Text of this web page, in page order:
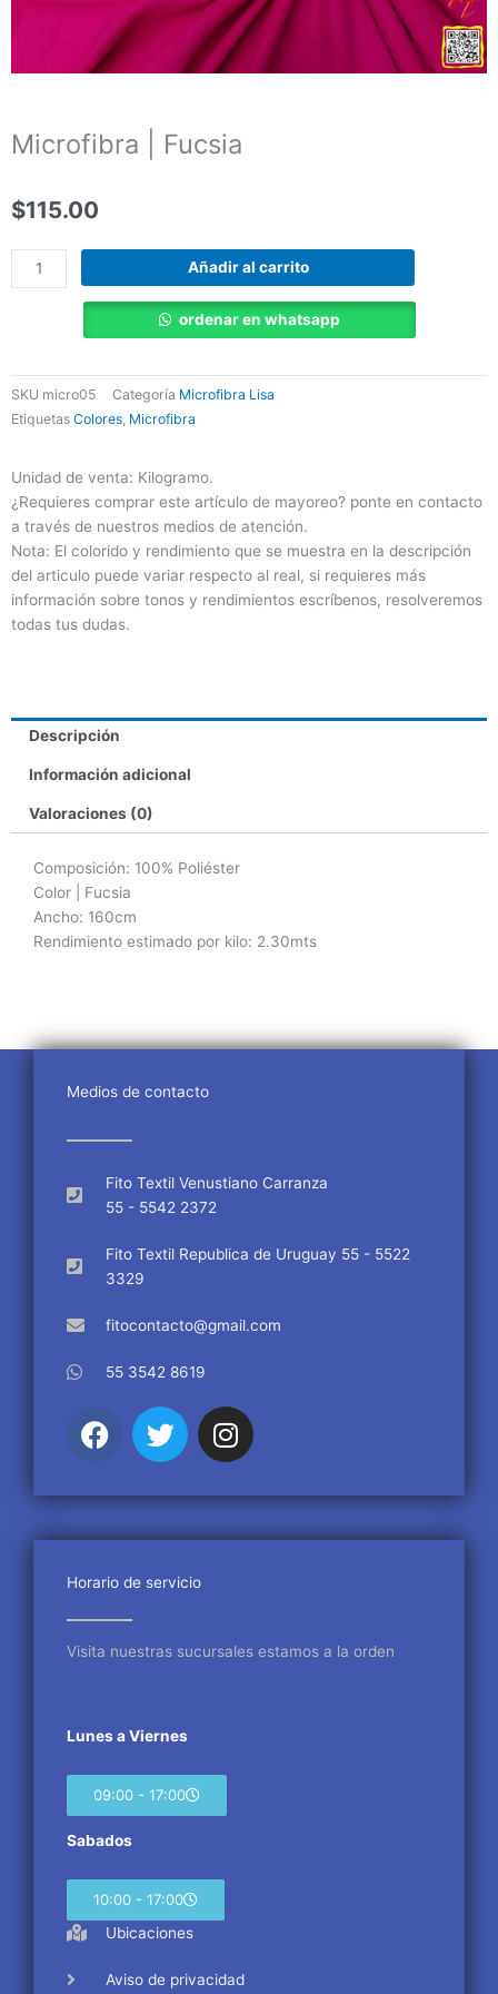
Microfibra | Fucsia
$115.00
Microfibra
|
Añadir al carrito
ordenar en whatsapp
SKU micro05 Categoría Microfibra Lisa
Etiquetas Colores, Microfibra
Unidad de venta: Kilogramo.
¿Requieres comprar este artículo de mayoreo? ponte en contacto
a través de nuestros medios de atención.
Nota: El colorido y rendimiento que se muestra en la descripción
del articulo puede variar respecto al real, si requieres más
información sobre tonos y rendimientos escríbenos, resolveremos
todas tus dudas.
Descripción
Información adicional
Valoraciones (0)
Composición: 100% Poliéster
Color | Fucsia
Ancho: 160cm
Rendimiento estimado por kilo: 2.30mts
Medios de contacto
Fito Textil Venustiano Carranza
55 - 5542 2372
Fito Textil Republica de Uruguay 55 - 5522
3329
fitocontacto@gmail.com
55 3542 8619
F
a
e
b
o
k
T
w
t
t
r
I
n
t
a
m
Horario de servicio
Visita nuestras sucursales estamos a la orden
Lunes a Viernes
09:00 - 17:00
Sabados
10:00 - 17:00
Ubicaciones
Aviso de privacidad